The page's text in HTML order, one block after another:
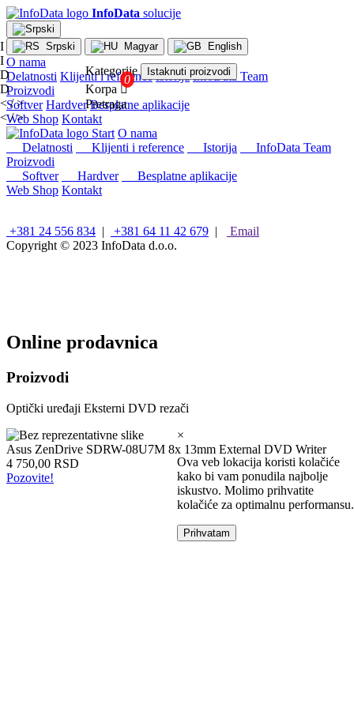
InfoData solucije
Srpski Magyar English
O nama
Delatnosti Klijenti i reference Istorija InfoData Team
Proizvodi
Softver Hardver Besplatne aplikacije
Web Shop Kontakt
Start O nama
Delatnosti
Klijenti i reference Istorija
InfoData Team
Proizvodi
Softver
Hardver
Besplatne aplikacije
Web Shop Kontakt
I
I
D
D
< / >
< / >
Kategorije Istaknuti proizvodi
Korpa 
Pretraga
×
Konfiguracije
Intel
stoni
računari
stoni
računari
Microsoft
tableti
laptopovi
laptopovi
laptopovi
Tableti
Laptop
torbe
Online prodavnica
Proizvodi
Optički uređaji Eksterni DVD rezači
Asus ZenDrive SDRW-08U7M 8x 13mm External DVD Writer
4 750,00 RSD
Pozovite!
×
Ova veb lokacija koristi kolačiće
kako bi vam ponudila najbolje
iskustvo. Molimo prihvatite
kolačiće za optimalnu performansu.
Prihvatam
+381 24 556 834 | +381 64 11 42 679 |
Email
Copyright © 2023 InfoData d.o.o.